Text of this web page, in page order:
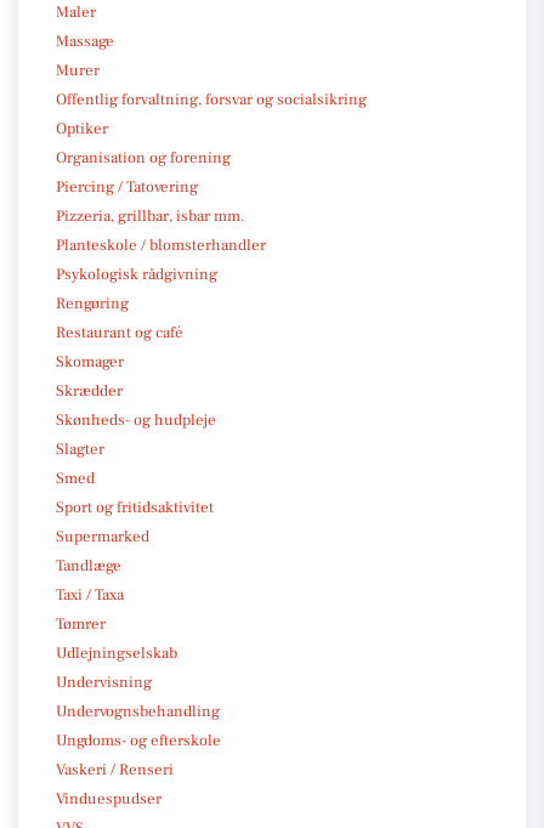
Maler
Massage
Murer
Offentlig forvaltning, forsvar og socialsikring
Optiker
Organisation og forening
Piercing / Tatovering
Pizzeria, grillbar, isbar mm.
Planteskole / blomsterhandler
Psykologisk rådgivning
Rengøring
Restaurant og café
Skomager
Skrædder
Skønheds- og hudpleje
Slagter
Smed
Sport og fritidsaktivitet
Supermarked
Tandlæge
Taxi / Taxa
Tømrer
Udlejningselskab
Undervisning
Undervognsbehandling
Ungdoms- og efterskole
Vaskeri / Renseri
Vinduespudser